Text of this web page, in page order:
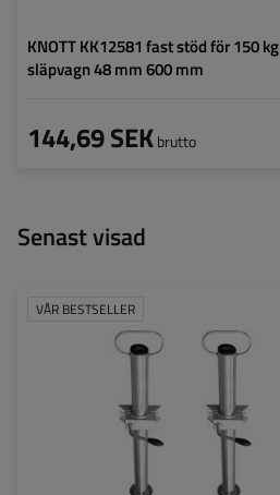
KNOTT KK12581 fast stöd för 150 kg
släpvagn 48 mm 600 mm
144,69 SEKbrutto
Senast visad
VÅR BESTSELLER
Maximal bärkraft:
150 kg